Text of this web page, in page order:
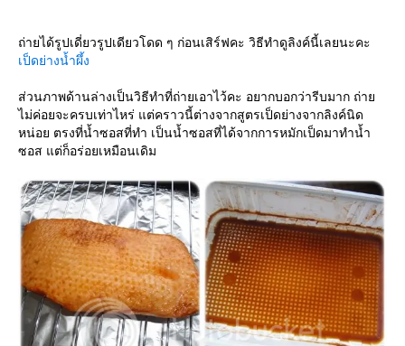
ถ่ายได้รูปเดี่ยวรูปเดียวโดด ๆ ก่อนเสิร์ฟคะ วิธีทำดูลิงค์นี้เลยนะคะ
เป็ดย่างน้ำผึ้ง
ส่วนภาพด้านล่างเป็นวิธีทำที่ถ่ายเอาไว้คะ อยากบอกว่ารีบมาก ถ่า
ไม่ค่อยจะครบเท่าไหร่ แต่คราวนี้ต่างจากสูตรเป็ดย่างจากลิงค์นิด
หน่อย ตรงที่น้ำซอสที่ทำ เป็นน้ำซอสที่ได้จากการหมักเป็ดมาทำน้ำ
ซอส แต่ก็อร่อยเหมือนเดิม